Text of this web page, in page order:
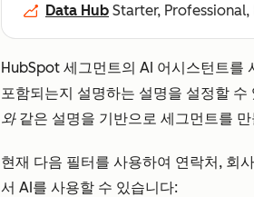
Data Hub Starter,
HubSpot 세그먼트의 AI 어시스턴트를
포함되는지 설명하는 설명을 설정할 수
와같은 설명을 기반으로 세그먼트를
현재 다음 필터를 사용하여 연락처, 회
서 AI를 사용할 수 있습니다: